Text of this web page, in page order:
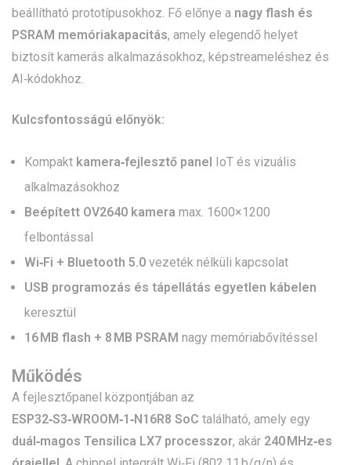
beállítható prototípusokhoz. Fő előnye a nagy flash és
PSRAM memóriakapacitás, amely elegendő helyet
biztosít kamerás alkalmazásokhoz, képstreameléshez és
AI‑kódokhoz.
Kulcsfontosságú előnyök:
Kompakt kamera‑fejlesztő panel IoT és vizuális
alkalmazásokhoz
Beépített OV2640 kamera max. 1600×1200
felbontással
Wi‑Fi + Bluetooth 5.0 vezeték nélküli kapcsolat
USB programozás és tápellátás egyetlen kábelen
keresztül
16 MB flash + 8 MB PSRAM nagy memóriabővítéssel
Működés
A fejlesztőpanel központjában az
ESP32‑S3‑WROOM‑1‑N16R8 SoC található, amely egy
duál‑magos Tensilica LX7 processzor, akár 240 MHz‑es